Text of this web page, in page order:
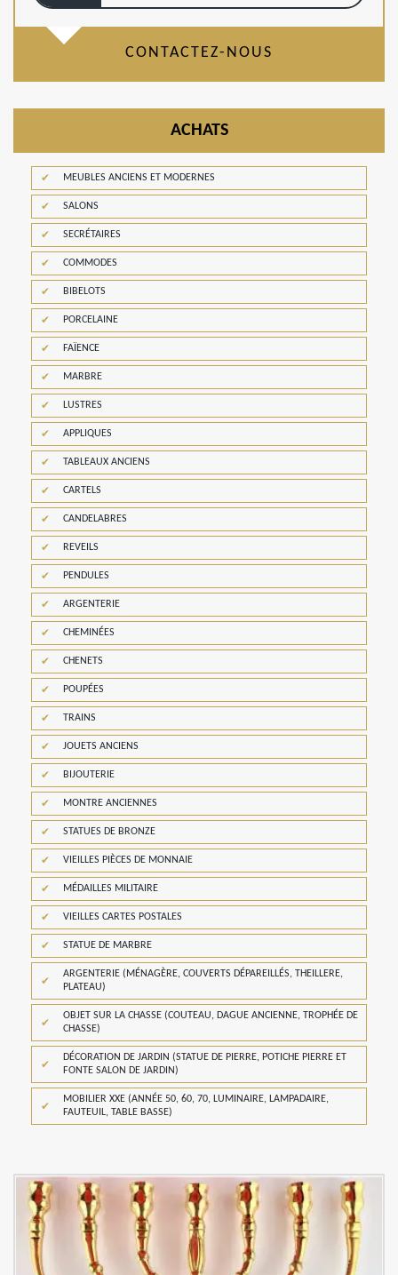
CONTACTEZ-NOUS
ACHATS
MEUBLES ANCIENS ET MODERNES
SALONS
SECRÉTAIRES
COMMODES
BIBELOTS
PORCELAINE
FAÏENCE
MARBRE
LUSTRES
APPLIQUES
TABLEAUX ANCIENS
CARTELS
CANDELABRES
REVEILS
PENDULES
ARGENTERIE
CHEMINÉES
CHENETS
POUPÉES
TRAINS
JOUETS ANCIENS
BIJOUTERIE
MONTRE ANCIENNES
STATUES DE BRONZE
VIEILLES PIÈCES DE MONNAIE
MÉDAILLES MILITAIRE
VIEILLES CARTES POSTALES
STATUE DE MARBRE
ARGENTERIE (MÉNAGÈRE, COUVERTS DÉPAREILLÉS, THEILLERE,
PLATEAU)
OBJET SUR LA CHASSE (COUTEAU, DAGUE ANCIENNE, TROPHÉE DE
CHASSE)
DÉCORATION DE JARDIN (STATUE DE PIERRE, POTICHE PIERRE ET
FONTE SALON DE JARDIN)
MOBILIER XXE (ANNÉE 50, 60, 70, LUMINAIRE, LAMPADAIRE,
FAUTEUIL, TABLE BASSE)